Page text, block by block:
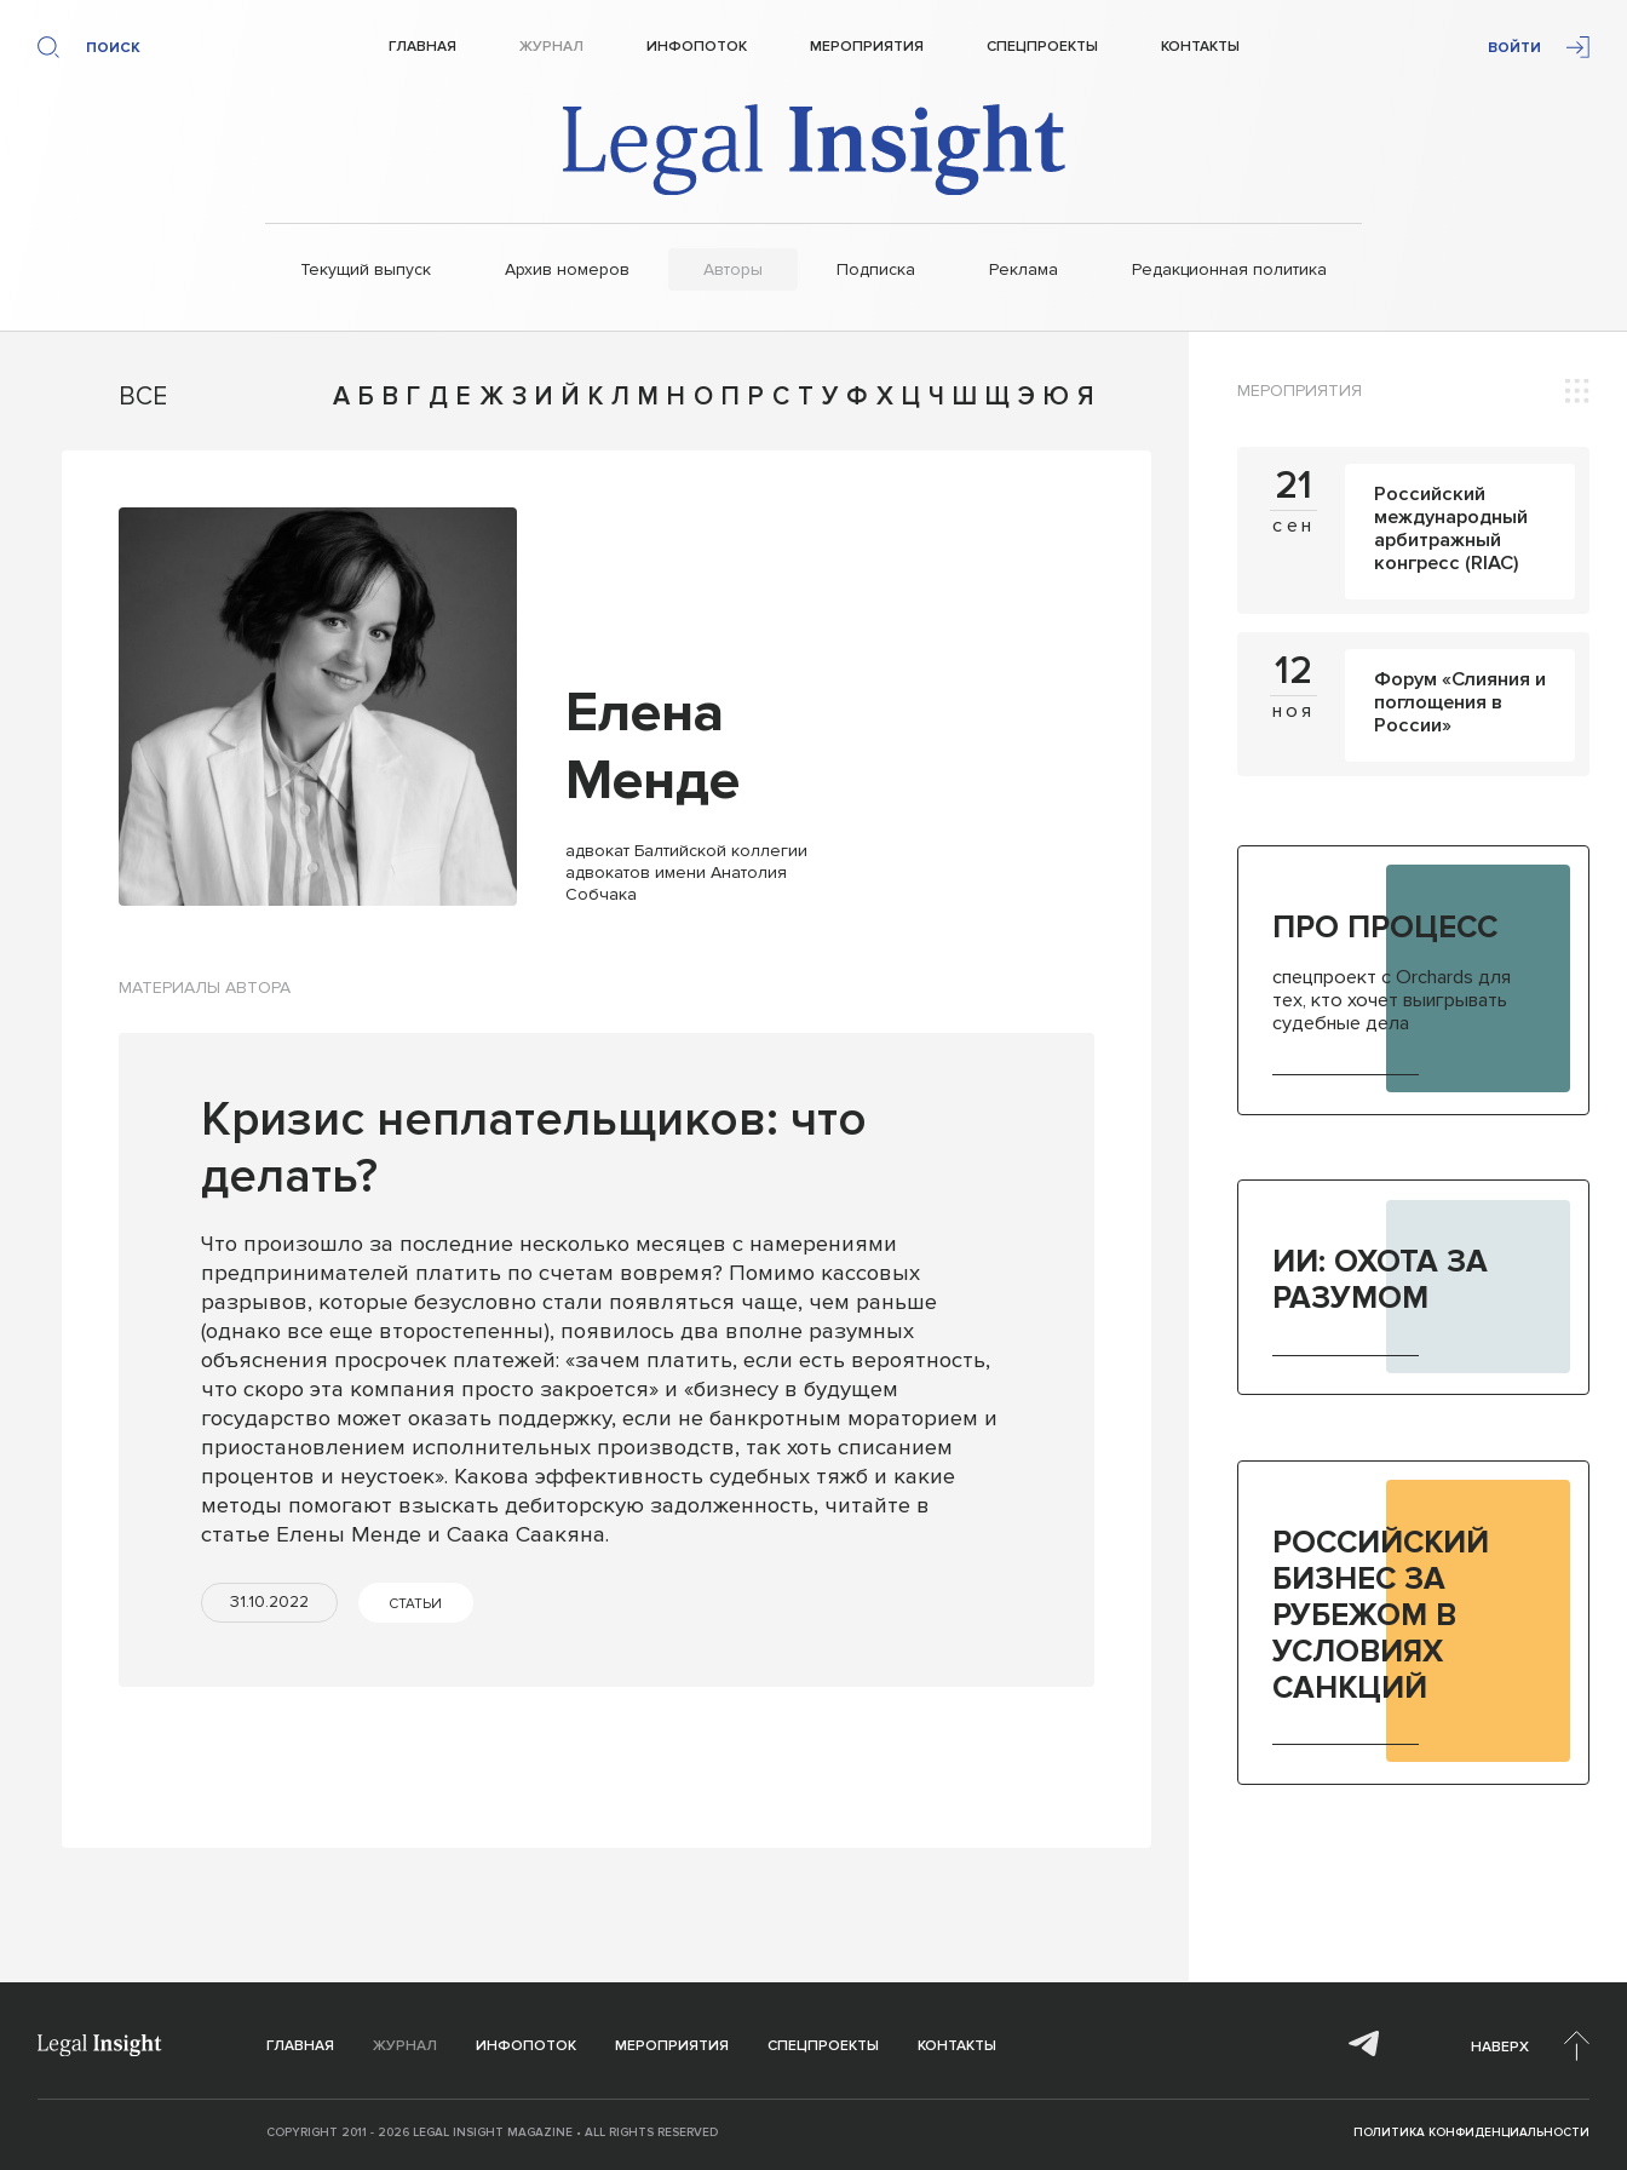
ПОИСК ГЛАВНАЯ ЖУРНАЛ ИНФОПОТОК МЕРОПРИЯТИЯ СПЕЦПРОЕКТЫ КОНТАКТЫ ВОЙТИ
Текущий выпуск Архив номеров Авторы Подписка Реклама Редакционная политика
ВСЕ А Б В Г Д Е Ж З И Й К Л М Н О П Р С Т У Ф Х Ц Ч Ш Щ Э Ю Я
Елена
Менде
адвокат Балтийской коллегии
адвокатов имени Анатолия
Собчака
МАТЕРИАЛЫ АВТОРА
Кризис неплательщиков: что
делать?
Что произошло за последние несколько месяцев с намерениями
предпринимателей платить по счетам вовремя? Помимо кассовых
разрывов, которые безусловно стали появляться чаще, чем раньше
(однако все еще второстепенны), появилось два вполне разумных
объяснения просрочек платежей: «зачем платить, если есть вероятность,
что скоро эта компания просто закроется» и «бизнесу в будущем
государство может оказать поддержку, если не банкротным мораторием и
приостановлением исполнительных производств, так хоть списанием
процентов и неустоек». Какова эффективность судебных тяжб и какие
методы помогают взыскать дебиторскую задолженность, читайте в
статье Елены Менде и Саака Саакяна.
31.10.2022 СТАТЬИ
МЕРОПРИЯТИЯ
21
сен
Российский
международный
арбитражный
конгресс (RIAC)
12
ноя
Форум «Слияния и
поглощения в
России»
ПРО ПРОЦЕСС
спецпроект с Orchards для
тех, кто хочет выигрывать
судебные дела
ИИ: ОХОТА ЗА
РАЗУМОМ
РОССИЙСКИЙ
БИЗНЕС ЗА
РУБЕЖОМ В
УСЛОВИЯХ
САНКЦИЙ
ГЛАВНАЯ ЖУРНАЛ ИНФОПОТОК МЕРОПРИЯТИЯ СПЕЦПРОЕКТЫ КОНТАКТЫ НАВЕРХ
COPYRIGHT 2011 - 2026 LEGAL INSIGHT MAGAZINE • ALL RIGHTS RESERVED ПОЛИТИКА КОНФИДЕНЦИАЛЬНОСТИ